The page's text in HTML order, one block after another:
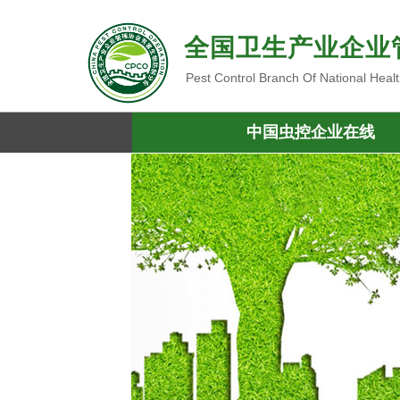
全国卫生产业企
Pest Control Branch Of National
中国虫控企业在线